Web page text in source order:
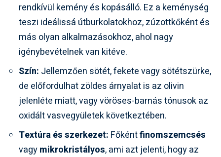
rendkívül kemény és kopásálló. Ez a keménység
teszi ideálissá útburkolatokhoz, zúzottkőként és
más olyan alkalmazásokhoz, ahol nagy
igénybevételnek van kitéve.
Szín: Jellemzően sötét, fekete vagy sötétszürke,
de előfordulhat zöldes árnyalat is az olivin
jelenléte miatt, vagy vöröses-barnás tónusok az
oxidált vasvegyületek következtében.
Textúra és szerkezet: Főkéntfinomszemcsés
vagymikrokristályos, ami azt jelenti, hogy az